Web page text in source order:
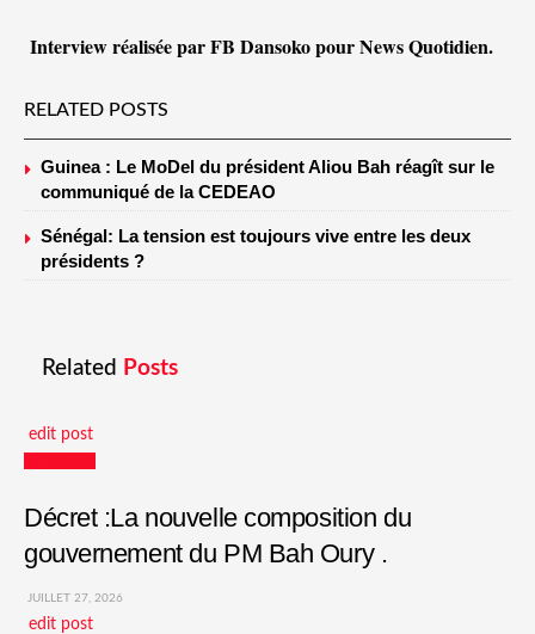
Interview réalisée par FB Dansoko pour News Quotidien.
RELATED POSTS
Guinea : Le MoDel du président Aliou Bah réagît sur le
communiqué de la CEDEAO
Sénégal: La tension est toujours vive entre les deux
présidents ?
Related Posts
edit post
Décret :La nouvelle composition du
gouvernement du PM Bah Oury .
JUILLET 27, 2026
edit post